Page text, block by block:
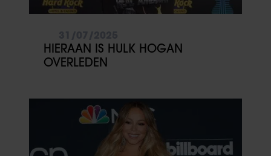
HIERAAN IS HULK HOGAN
OVERLEDEN